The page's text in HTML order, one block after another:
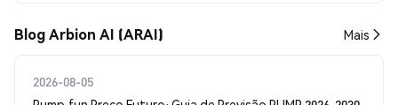
Blog Arbion AI (ARAI) Mais
2026-08-05